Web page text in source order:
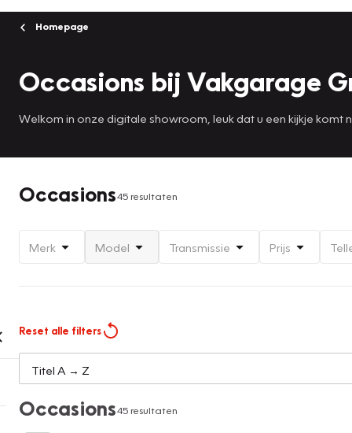
Homepage
Occasions bij Vakgarage
Welkom in onze digitale showroom, leuk dat u een kijkje komt
Occasions45 resultaten
Merk Model Transmissie Prijs
Reset alle filters
Occasions45 resultaten